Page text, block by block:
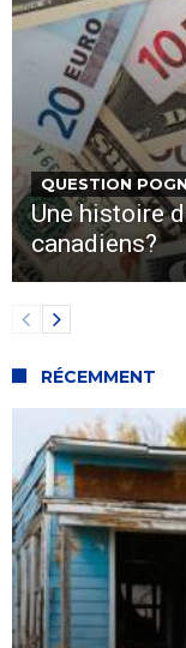
QUESTION
Une histoire
canadiens?
RÉCEMMENT